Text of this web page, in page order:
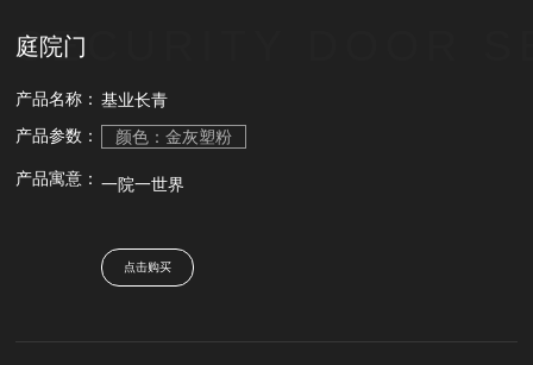
庭院门
SECURITY DOOR
产品名称： 基业长青
产品参数： 颜色：金灰塑粉
产品寓意： 一院一世界
点击购买